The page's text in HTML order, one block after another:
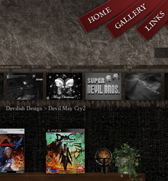
HOMEGALLERYLINKS
Devilish Design>Devil May Cry2